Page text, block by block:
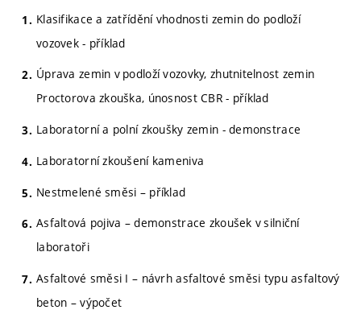
Klasifikace a zatřídění vhodnosti zemin do podloží
vozovek - příklad
Úprava zemin v podloží vozovky, zhutnitelnost zemin
Proctorova zkouška, únosnost CBR - příklad
Laboratorní a polní zkoušky zemin - demonstrace
Laboratorní zkoušení kameniva
Nestmelené směsi – příklad
Asfaltová pojiva – demonstrace zkoušek v silniční
laboratoři
Asfaltové směsi I – návrh asfaltové směsi typu asfaltový
beton – výpočet